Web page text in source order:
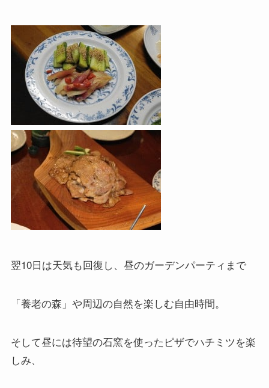
翌10日は天気も回復し、昼のガーデンパーティまで
「養老の森」や周辺の自然を楽しむ自由時間。
そして昼には待望の石窯を使ったピザでハチミツを楽
しみ、